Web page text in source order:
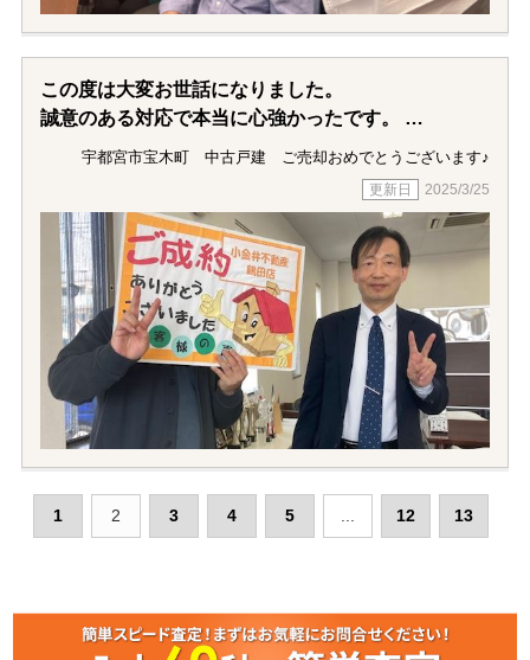
この度は大変お世話になりました。
誠意のある対応で本当に心強かったです。
売れるまで少し時間がかかりましたが、
安心して待つことができました。
契約から引き渡しまで、色々アドバイスをいただ
き、
スムーズに引き渡すことができました。
知り合いからお家について相談があった際は、
猪爪さんを薦めたいです。
本当にお世話になりありがとうございました。
宇都宮市宝木町 中古戸建 ご売却おめでとうございます♪
2025/3/25
1 2 3 4 5 12 13